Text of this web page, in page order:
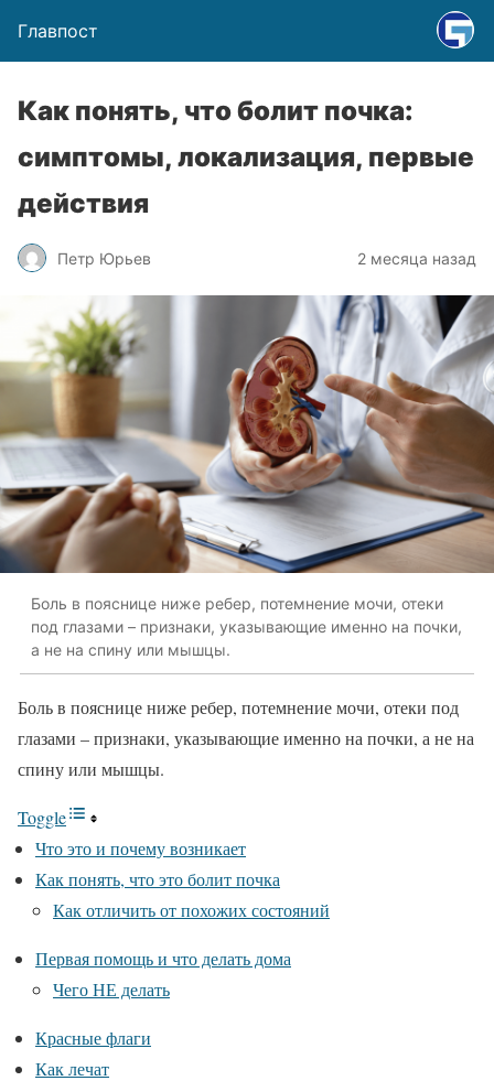
Главпост
Как понять, что болит почка:
симптомы, локализация, первые
действия
Петр Юрьев 2 месяца назад
Боль в пояснице ниже ребер, потемнение мочи, отеки
под глазами – признаки, указывающие именно на почки,
а не на спину или мышцы.
Боль в пояснице ниже ребер, потемнение мочи, отеки под
глазами – признаки, указывающие именно на почки, а не на
спину или мышцы.
Toggle
Что это и почему возникает
Как понять, что это болит почка
Как отличить от похожих состояний
Первая помощь и что делать дома
Чего НЕ делать
Красные флаги
Как лечат